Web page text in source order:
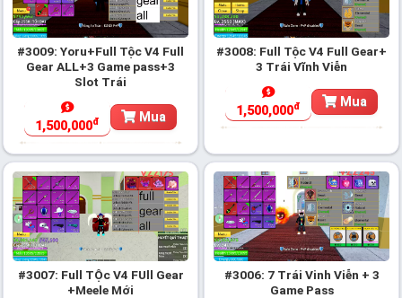
#3009: Yoru+Full Tộc V4 Full
Gear ALL+3 Game pass+3
Slot Trái
1,500,000đ Mua
#3008: Full Tộc V4 Full Gear+
3 Trái Vĩnh Viễn
1,500,000đ Mua
#3007: Full TỘc V4 FUll Gear
+Meele Mới
#3006: 7 Trái Vinh Viễn + 3
Game Pass